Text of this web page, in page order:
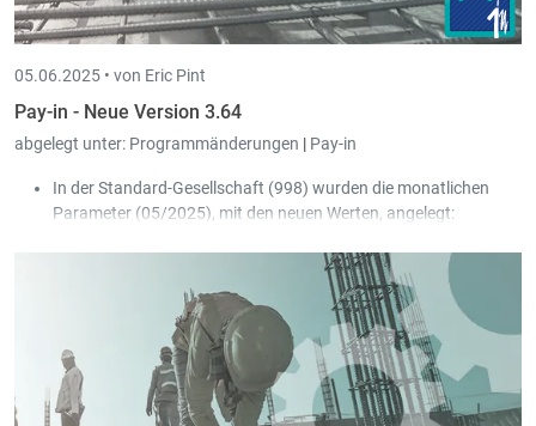
05.06.2025 • von Eric Pint
Pay-in - Neue Version 3.64
abgelegt unter: Programmänderungen | Pay-in
In der Standard-Gesellschaft (998) wurden die monatlichen
Parameter (05/2025), mit den neuen Werten, angelegt:
Mindestlohn bis 17 Jahre: 1.978,34 => 2.027,80
Mindest-Stundenlohn bis 17 Jahre: 11,4355 => 11,7214
Mindestlohn bis 18 Jahre: 2.110,23 => 2.162,99
Mindest-Stundenlohn bis 18 Jahre: 12,1979 => 12,5028
Mindestlohn (Nicht qualifiziert): 2.637,79 => 2.703,74
Mindest-Stundenlohn (Nicht qualifiziert): 15,2473 =>
15,6285